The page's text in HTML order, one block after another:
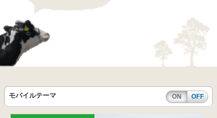
モバイルテーマ ON OFF